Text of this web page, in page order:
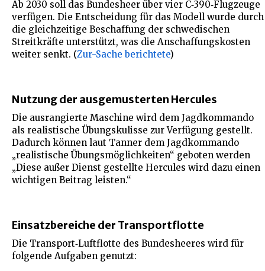
Ab 2030 soll das Bundesheer über vier C‑390‑Flugzeuge
verfügen. Die Entscheidung für das Modell wurde durch
die gleichzeitige Beschaffung der schwedischen
Streitkräfte unterstützt, was die Anschaffungskosten
weiter senkt. (Zur-Sache berichtete)
Nutzung der ausgemusterten Hercules
Die ausrangierte Maschine wird dem Jagdkommando
als realistische Übungskulisse zur Verfügung gestellt.
Dadurch können laut Tanner dem Jagdkommando
„realistische Übungsmöglichkeiten“ geboten werden
„Diese außer Dienst gestellte Hercules wird dazu einen
wichtigen Beitrag leisten.“
Einsatzbereiche der Transportflotte
Die Transport‑Luftflotte des Bundesheeres wird für
folgende Aufgaben genutzt: